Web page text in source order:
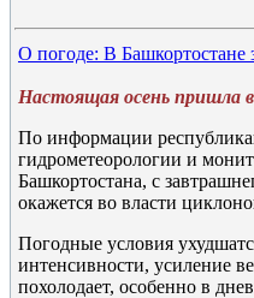
О погоде: В Башкортостане
Настоящая осень пришла в
По информации
гидрометеорологии и
Башкортостана, с
окажется во власти
Погодные условия
интенсивности, усиление
похолодает, особенно в